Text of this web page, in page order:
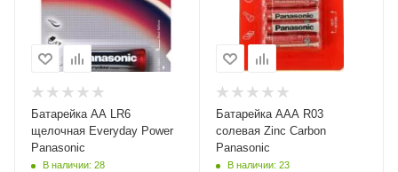
Батарейка АА LR6
щелочная Everyday Power
Panasonic
В наличии: 28
Батарейка ААА R03
солевая Zinc Carbon
Panasonic
В наличии: 23